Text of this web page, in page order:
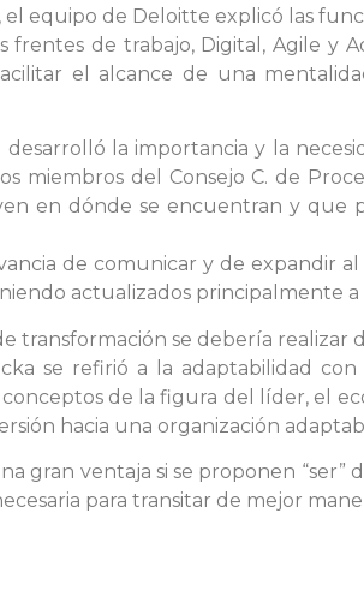
equipo de Deloitte explicó las
de trabajo, Digital, Agile y
facilitar el alcance de una
la importancia y la
miembros del Consejo C. de
en dónde se encuentran y que
de comunicar y de expandir
actualizados principalmente
transformación se debería realizar
se refirió a la adaptabilidad
de la figura del líder, el
hacia una organización
gran ventaja si se proponen “ser”
para transitar de mejor